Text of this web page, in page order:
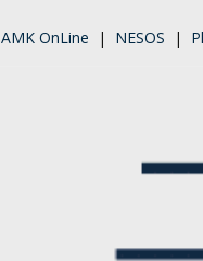
AMK OnLine | NESOS |